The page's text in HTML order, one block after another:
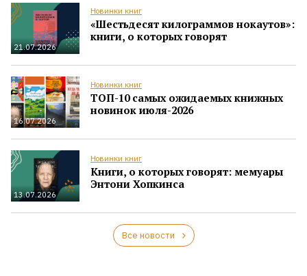
21.07.2026
Новинки книг
«Шестьдесят килограммов нокаутов»:
книги, о которых говорят
16.07.2026
Новинки книг
ТОП-10 самых ожидаемых книжных
новинок июля-2026
13.07.2026
Новинки книг
Книги, о которых говорят: мемуары
Энтони Хопкинса
Все новости